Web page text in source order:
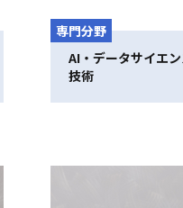
専門分野
AI・データサイエ
技術